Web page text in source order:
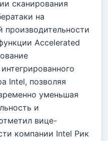
сканирования
на
Accelerated
Intel, позволяя
уменьшая
и
вице-
компании Intel Рик